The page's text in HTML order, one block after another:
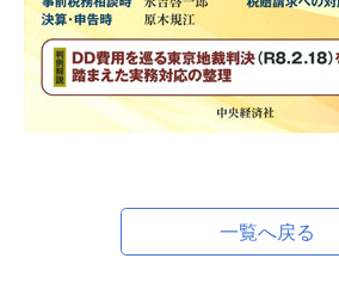
一覧へ戻る